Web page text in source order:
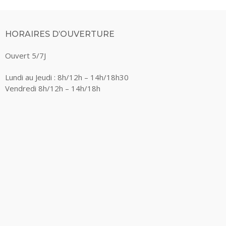
HORAIRES D’OUVERTURE
Ouvert 5/7J
Lundi au Jeudi : 8h/12h – 14h/18h30
Vendredi 8h/12h – 14h/18h